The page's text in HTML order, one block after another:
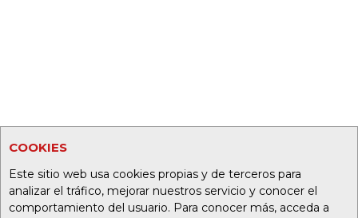
COOKIES
Este sitio web usa cookies propias y de terceros para
analizar el tráfico, mejorar nuestros servicio y conocer el
comportamiento del usuario. Para conocer más, acceda a